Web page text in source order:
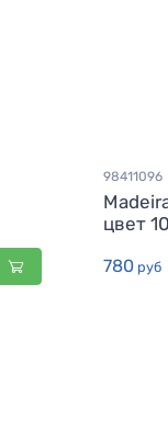
98411096
цвет
780 руб